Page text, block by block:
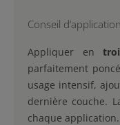
Conseil
Appliquer en
parfaitement
usage intensif,
dernière couche.
chaque application.